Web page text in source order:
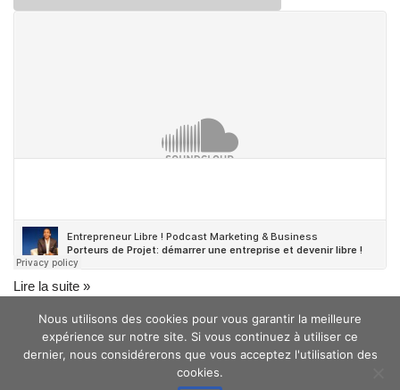
Lire la suite »
Nous utilisons des cookies pour vous garantir la meilleure
expérience sur notre site. Si vous continuez à utiliser ce
dernier, nous considérerons que vous acceptez l'utilisation des
cookies.